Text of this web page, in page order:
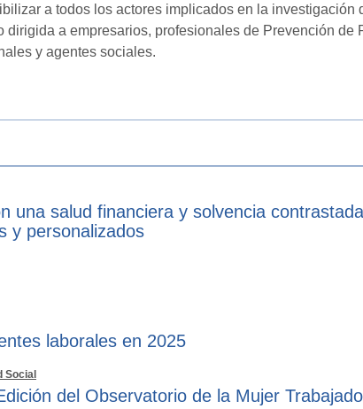
a todos los actores implicados en la
dirigida a empresarios, profesionales de Prevención
y agentes sociales.
una salud financiera y solvencia
y personalizados
laborales en 2025
Social
del Observatorio de la Mujer